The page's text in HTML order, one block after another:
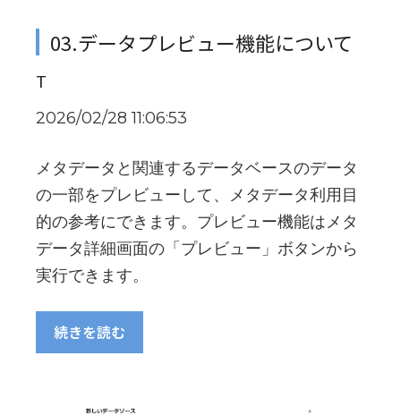
03.データプレビュー機能について
T
2026/02/28 11:06:53
メタデータと関連するデータベースのデータ
の一部をプレビューして、メタデータ利用目
的の参考にできます。プレビュー機能はメタ
データ詳細画面の「プレビュー」ボタンから
実行できます。
続きを読む